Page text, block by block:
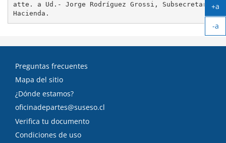
atte. a Ud.- Jorge Rodríguez Grossi, Subsecretario
Preguntas frecuentes
Mapa del sitio
¿Dónde estamos?
oficinadepartes@suseso.cl
Verifica tu documento
Condiciones de uso
+a
-a